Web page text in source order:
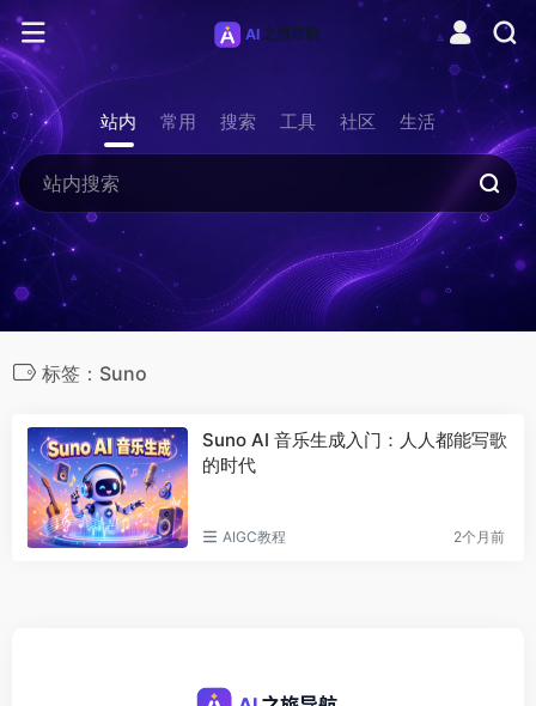
站内 常用 搜索 工具 社区 生活
标签：Suno
Suno AI 音乐生成入门：人人都能写歌
的时代
AIGC教程 2个月前